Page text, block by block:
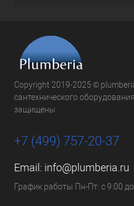
Copyright 2019-2025 ©
сантехнического
защищены.
+7 (499) 757-20-37
Email: info@plumberia.ru
График работы Пн-Пт: с 9:00